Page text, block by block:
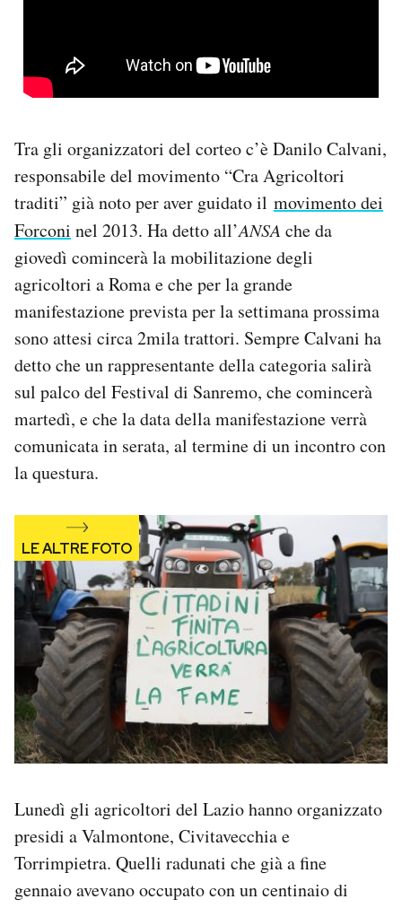
Tra gli organizzatori del corteo c’è Danilo Calvani,
responsabile del movimento “Cra Agricoltori
traditi” già noto per aver guidato il movimento dei
Forconi nel 2013. Ha detto all’ANSA che da
giovedì comincerà la mobilitazione degli
agricoltori a Roma e che per la grande
manifestazione prevista per la settimana prossima
sono attesi circa 2mila trattori. Sempre Calvani ha
detto che un rappresentante della categoria salirà
sul palco del Festival di Sanremo, che comincerà
martedì, e che la data della manifestazione verrà
comunicata in serata, al termine di un incontro con
la questura.
Lunedì gli agricoltori del Lazio hanno organizzato
presidi a Valmontone, Civitavecchia e
Torrimpietra. Quelli radunati che già a fine
gennaio avevano occupato con un centinaio di